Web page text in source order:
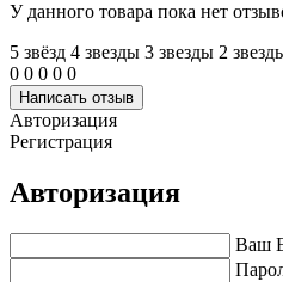
У данного товара пока нет
5 звёзд 4 звeзды 3 звeзды 2
0 0 0 0 0
Написать отзыв
Авторизация
Регистрация
Авторизация
Ваш